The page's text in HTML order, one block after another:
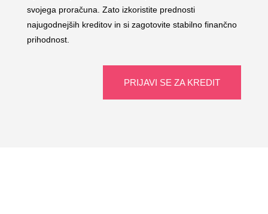
svojega proračuna. Zato izkoristite prednosti
najugodnejših kreditov in si zagotovite stabilno finančno
prihodnost.
PRIJAVI SE ZA KREDIT